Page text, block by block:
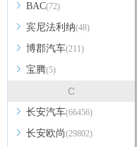
BAC(72)
宾尼法利纳(48)
博郡汽车(211)
宝腾(5)
C
长安汽车(66456)
长安欧尚(29802)